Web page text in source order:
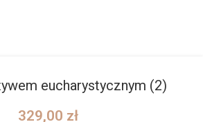
eucharystycznym (2)
329,00 zł